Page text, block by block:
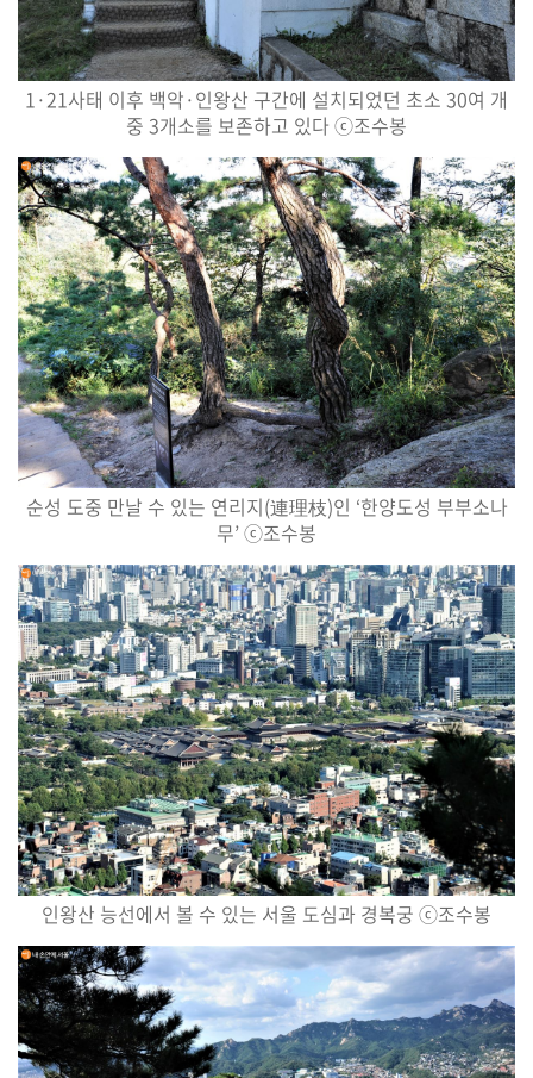
1·21사태 이후 백악·인왕산 구간에 설치되었던 초소 30여 개
중 3개소를 보존하고 있다 ⓒ조수봉
순성 도중 만날 수 있는 연리지(連理枝)인 ‘한양도성 부부소나
무’ⓒ조수봉
인왕산 능선에서 볼 수 있는 서울 도심과 경복궁 ⓒ조수봉